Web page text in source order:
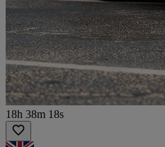
18h 38m 18s